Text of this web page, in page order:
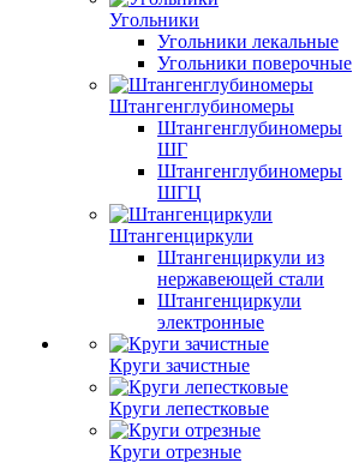
Угольники
Угольники лекальные
Угольники поверочные
Штангенглубиномеры
Штангенглубиномеры
ШГ
Штангенглубиномеры
ШГЦ
Штангенциркули
Штангенциркули из
нержавеющей стали
Штангенциркули
электронные
Круги зачистные
Круги лепестковые
Круги отрезные